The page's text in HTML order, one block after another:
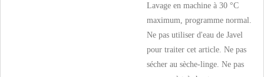
Lavage en machine à 30 °C
maximum, programme normal.
Ne pas utiliser d'eau de Javel
pour traiter cet article. Ne pas
sécher au sèche-linge. Ne pas